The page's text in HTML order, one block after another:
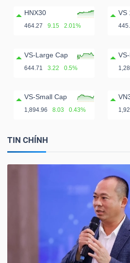
HNX30
464.27 9.15 2.01%
VS
VS-Large Cap
644.71 3.22 0.5%
VS-Small Cap
1,894.96 8.03 0.43%
TIN CHÍNH